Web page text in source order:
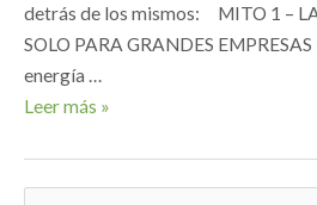
detrás de los mismos: MITO 1 – LA
SOLO PARA GRANDES
energía …
Mitos
realidades
Leer más »